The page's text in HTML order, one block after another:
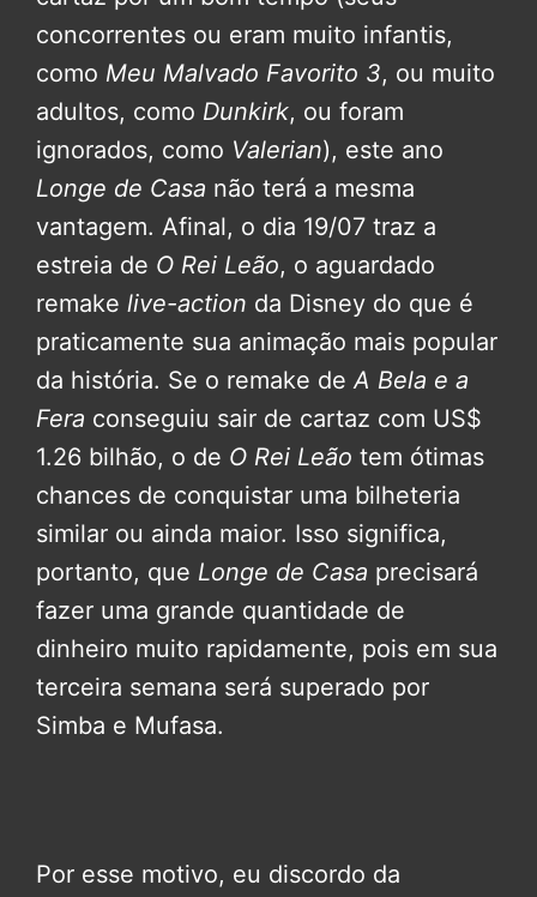
concorrentes ou eram muito infantis,
como Meu Malvado Favorito 3, ou muito
adultos, como Dunkirk, ou foram
ignorados, como Valerian), este ano
Longe de Casa não terá a mesma
vantagem. Afinal, o dia 19/07 traz a
estreia de O Rei Leão, o aguardado
remake live-action da Disney do que é
praticamente sua animação mais popular
da história. Se o remake deA Bela e a
Fera conseguiu sair de cartaz com US$
1.26 bilhão, o de O Rei Leão tem ótimas
chances de conquistar uma bilheteria
similar ou ainda maior. Isso significa,
portanto, que Longe de Casa precisará
fazer uma grande quantidade de
dinheiro muito rapidamente, pois em sua
terceira semana será superado por
Simba e Mufasa.
Por esse motivo, eu discordo da